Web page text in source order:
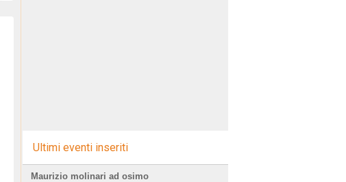
Ultimi eventi inseriti
Maurizio molinari ad osimo